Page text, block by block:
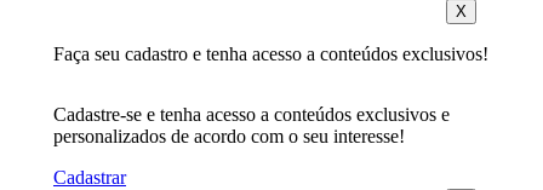
X
Faça seu cadastro e tenha acesso a conteúdos exclusivos!
Cadastre-se e tenha acesso a conteúdos exclusivos e
personalizados de acordo com o seu interesse!
Cadastrar